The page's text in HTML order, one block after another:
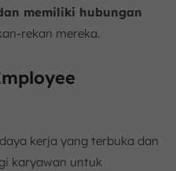
memiliki hubungan
rekan mereka.
kerja yang terbuka dan
karyawan untuk